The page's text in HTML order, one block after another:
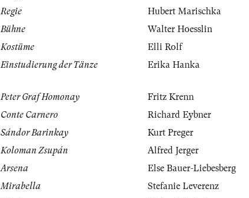
Regie
Hubert Marischka
Bühne
Walter Hoesslin
Kostüme
Elli Rolf
Einstudierung der Tänze
Erika Hanka
Peter Graf Homonay
Fritz Krenn
Conte Carnero
Richard Eybner
Sándor Barinkay
Kurt Preger
Koloman Zsupán
Alfred Jerger
Arsena
Else Bauer-Liebesberg
Mirabella
Stefanie Leverenz